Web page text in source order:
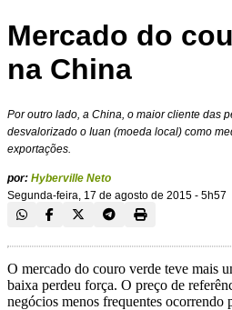
Mercado do
na China
Por outro lado, a China, o maior cliente das
desvalorizado o Iuan (moeda local) como
exportações.
por: Hyberville Neto
Segunda-feira, 17 de agosto de 2015 - 5h57
O mercado do couro verde teve mais
baixa perdeu força. O preço de
negócios menos frequentes